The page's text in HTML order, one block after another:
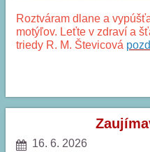
Roztváram dlane a
motýľov. Leťte v zdraví a
triedy R. M. Števicová
16. 6. 2026